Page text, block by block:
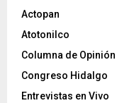
e
o
Actopan
Atotonilco
Columna de Opinión
Congreso Hidalgo
Entrevistas en Vivo